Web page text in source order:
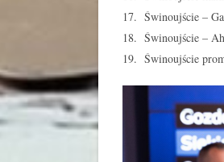
17. Świnoujście –
18. Świnoujście –
19. Świnoujście